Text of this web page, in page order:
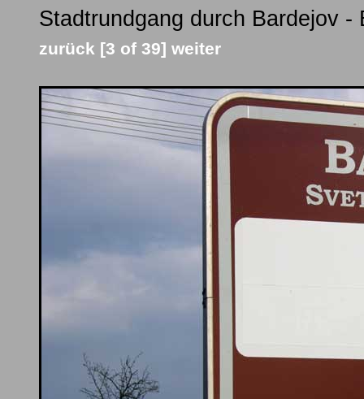
Stadtrundgang durch Bardejov
zurück [3 of 39] weiter